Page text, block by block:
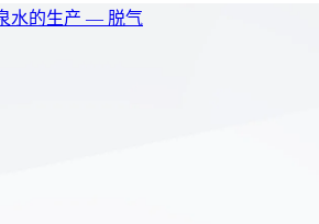
水的生产 — 脱气